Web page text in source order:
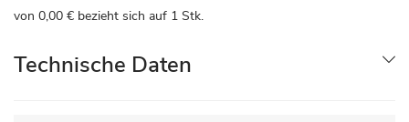
von 0,00 € bezieht sich auf 1 Stk.
Technische Daten